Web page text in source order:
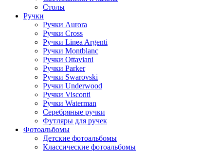
Столы
Ручки
Ручки Aurora
Ручки Cross
Ручки Linea Argenti
Ручки Montblanc
Ручки Ottaviani
Ручки Parker
Ручки Swarovski
Ручки Underwood
Ручки Visconti
Ручки Waterman
Серебряные ручки
Футляры для ручек
Фотоальбомы
Детские фотоальбомы
Классические фотоальбомы